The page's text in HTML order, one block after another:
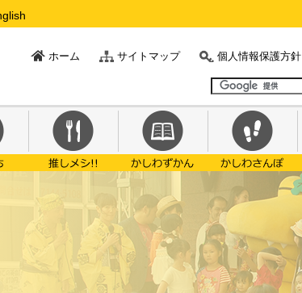
ホーム サイトマップ 個人情報保護方針